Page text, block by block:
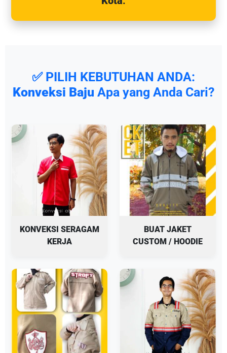
✅ PILIH KEBUTUHAN ANDA:
Konveksi Baju Apa yang Anda Cari?
KONVEKSI SERAGAM
KERJA
BUAT JAKET
CUSTOM / HOODIE